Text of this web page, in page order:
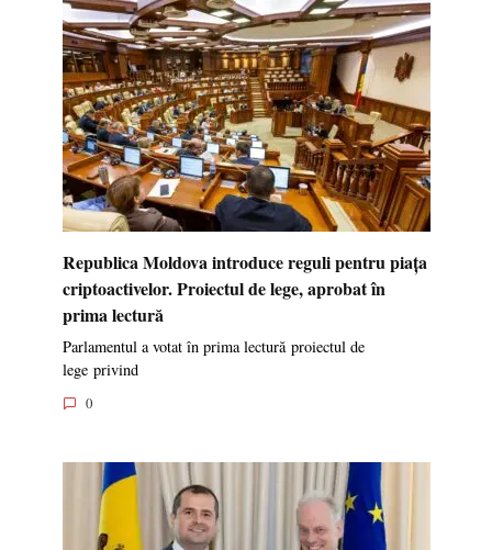
Republica Moldova introduce reguli pentru piața
criptoactivelor. Proiectul de lege, aprobat în
prima lectură
Parlamentul a votat în prima lectură proiectul de
lege privind
0